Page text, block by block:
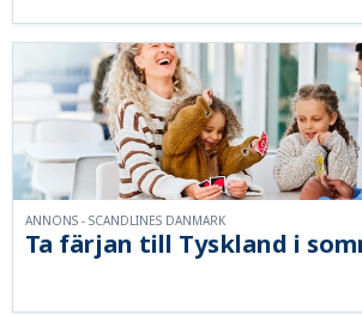
Ta färjan till Tyskland i
ANNONS - SCANDLINES DANMARK